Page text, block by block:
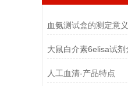
血氨测试盒的测定意义
人工血清-产品特点